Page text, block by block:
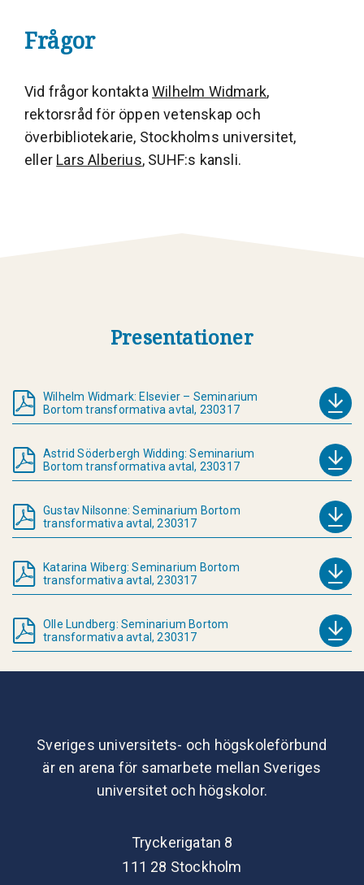
Frågor
Vid frågor kontakta Wilhelm Widmark,
rektorsråd för öppen vetenskap och
överbibliotekarie, Stockholms universitet,
eller Lars Alberius, SUHF:s kansli.
Presentationer
Wilhelm Widmark: Elsevier – Seminarium
Bortom transformativa avtal, 230317
Astrid Söderbergh Widding: Seminarium
Bortom transformativa avtal, 230317
Gustav Nilsonne: Seminarium Bortom
transformativa avtal, 230317
Katarina Wiberg: Seminarium Bortom
transformativa avtal, 230317
Olle Lundberg: Seminarium Bortom
transformativa avtal, 230317
Sveriges universitets- och högskoleförbund
är en arena för samarbete mellan Sveriges
universitet och högskolor.
Tryckerigatan 8
111 28 Stockholm